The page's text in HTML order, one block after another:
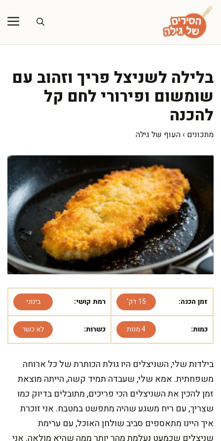
לדלג
לתוכן
בלילה לשניצל פריך וזהוב עם
שומשום ופירורי לחם קל
להכנה
מתכונים › העוף של גילה
זמן הכנה: 15 דק' רמת קושי: בינוני
כמות: 4 מנות כשרות: לא כשר
בילדות שלי, השניצלים היו גולת הכותרת של כל ארוחה
משפחתית. אמא שלי, שעבדה תמיד קשה, הייתה מוצאת
זמן להכין את השניצלים הכי פריכים, מתובלים בדיוק כמו
שצריך, עם ריח משגע שהיה מתפשט במטבח. אני זוכרת
איך היינו מתאספים סביב שולחן האוכל, עם ערימת
שניצלים שכמעט נעלמת מהר יותר ממה שהיא מולאה. אני